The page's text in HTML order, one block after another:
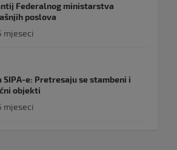
Federalnog ministarstva
poslova
mjeseci
SIPA-e: Pretresaju se stambeni i
objekti
mjeseci